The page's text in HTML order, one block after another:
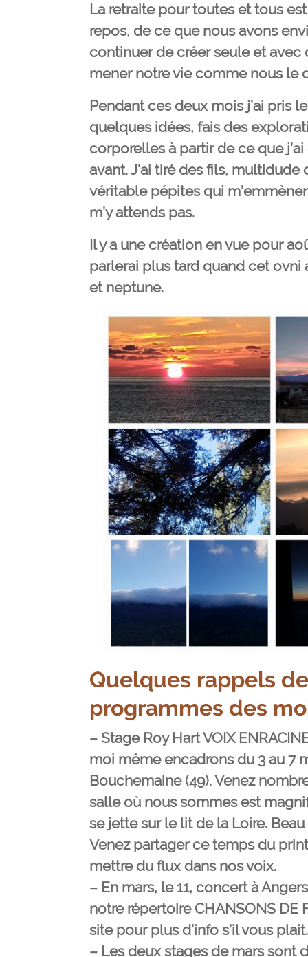
La retraite pour toutes et tous
repos, de ce que nous avons
continuer de créer seule et avec
mener notre vie comme nous le
Pendant ces deux mois j’ai pris
quelques idées, fais des
corporelles à partir de ce que
avant. J’ai tiré des fils, multidude
véritable pépites qui
m’y attends pas.
Il y a une création en vue pour
parlerai plus tard quand cet ovni
et neptune.
Quelques rappels
programmes des
– Stage Roy Hart VOIX
moi même encadrons du 3 au 7
Bouchemaine (49). Venez
salle où nous sommes est
se jette sur le lit de la Loire.
Venez partager ce temps du
mettre du flux dans nos voix.
– En mars, le 11, concert à
notre répertoire CHANSONS DE
site pour plus d’info s’il vous plait.
– Les deux stages de mars sont